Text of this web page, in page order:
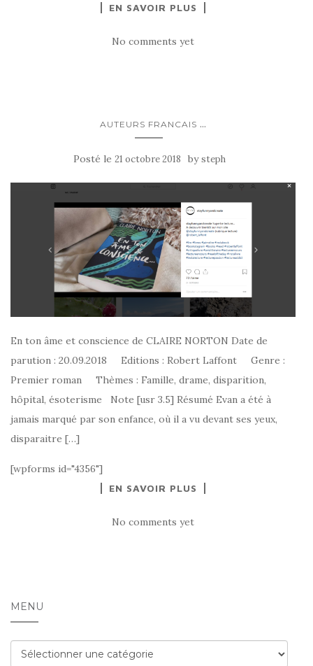
EN SAVOIR PLUS
No comments yet
AUTEURS FRANCAIS ...
Posté le 21 octobre 2018 bysteph
En ton âme et conscience de CLAIRE NORTON Date de
parution : 20.09.2018 Editions : Robert Laffont Genre :
Premier roman Thèmes : Famille, drame, disparition,
hôpital, ésoterisme Note [usr 3.5] Résumé Evan a été à
jamais marqué par son enfance, où il a vu devant ses yeux,
disparaitre […]
[wpforms id="4356"]
EN SAVOIR PLUS
No comments yet
MENU
Menu